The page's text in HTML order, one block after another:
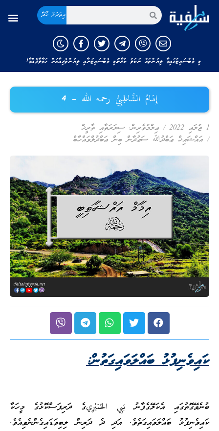
އިތުރަށް ހޯދާ
މި ވެބްސައިޓުގައިވާ ލިޔުންތައް ނަކަލު ކުރާނަމަ މި ވެބްސައިޓަށާއި ލިޔުންތެރިއާއަށް ހަވާލާދެއްވާ!
إِمَامُ الشَّاطِبِيُّ رحمه الله – 4
1 ޖުލައި 2022 / ޢިލްމުވެރިން, ސިޔަރަތާއި ތާރީޚް
/ އައްޝައިޚް ޢަބްދުﷲ ސަޢުދާން ބިން ޢަބްދުލްވައްހާބް
ކައިވެނިފުޅު ބައްލަވައިގަތުން:
ބުނެވޭގޮތުގައި އެކަލޭގެފާނު بَبِي الحُمَيْرِيގެ ދަރިފަސްކޮޅުގެ މީހަކާ
ކައިވެނިފުޅު ބައްލަވައިގަތެވެ. އަދި ދެ ދަރިން ލިބިވަޑައިގެންނެވިއެވެ.